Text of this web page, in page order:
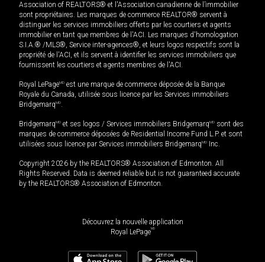
Association of REALTORS® et l'Association canadienne de l’immobilier
sont propriétaires. Les marques de commerce REALTOR® servent à
distinguer les services immobiliers offerts par les courtiers et agents
immobilier en tant que membres de l'ACI. Les marques d'homologation
S.I.A.® /MLS®, Service inter-agences®, et leurs logos respectifs sont la
propriété de l'ACI, et ils servent à identifier les services immobiliers que
fournissent les courtiers et agents membres de l'ACI.
Royal LePageMD est une marque de commerce déposée de la Banque
Royale du Canada, utilisée sous licence par les Services immobiliers
BridgemarqMD.
BridgemarqMD et ses logos / Services immobiliers BridgemarqMD sont des
marques de commerce déposées de Residential Income Fund L.P. et sont
utilisées sous licence par Services immobiliers BridgemarqMD Inc.
Copyright 2026 by the REALTORS® Association of Edmonton. All
Rights Reserved. Data is deemed reliable but is not guaranteed accurate
by the REALTORS® Association of Edmonton.
Découvrez la nouvelle application
Royal LePageMD